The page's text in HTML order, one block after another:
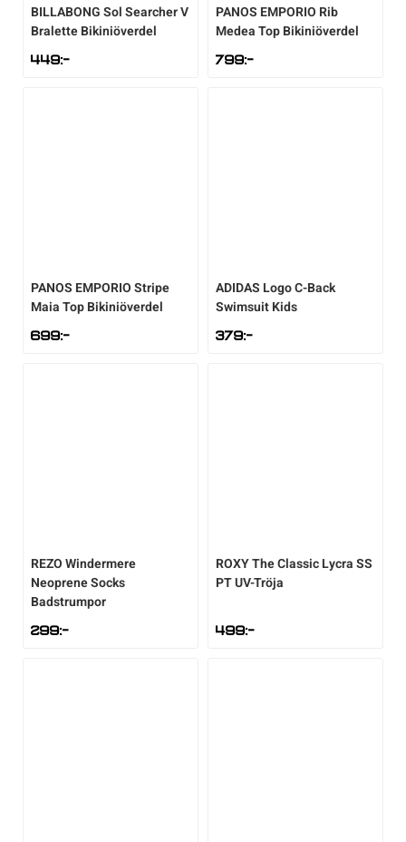
BILLABONGSol Searcher V
Bralette Bikiniöverdel
449:-
PANOS EMPORIO Rib
Medea Top Bikiniöverdel
799:-
PANOS EMPORIOStripe
Maia Top Bikiniöverdel
699:-
ADIDAS Logo C-Back
Swimsuit Kids
379:-
REZOWindermere
Neoprene Socks
Badstrumpor
299:-
ROXYThe Classic Lycra SS
PT UV-Tröja
499:-